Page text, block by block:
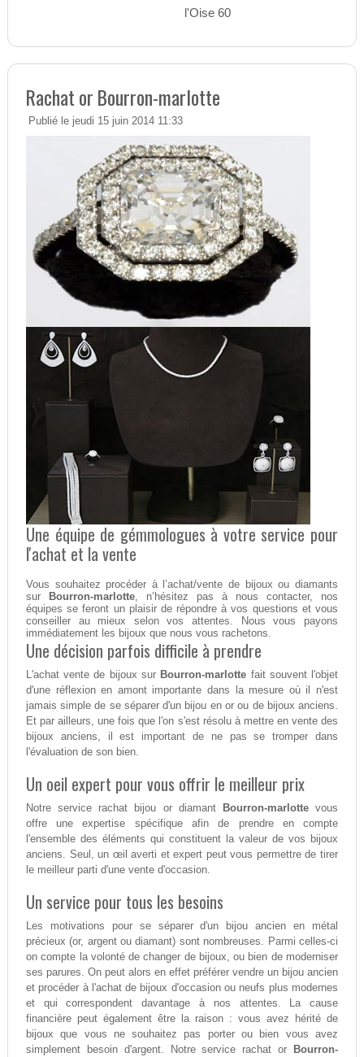
l'Oise 60
Rachat or Bourron-marlotte
Publié le jeudi 15 juin 2014 11:33
Une équipe de gémmologues à votre service pour
l'achat et la vente
Vous souhaitez procéder à l’achat/vente de bijoux ou diamants
sur
Bourron-marlotte, n’hésitez pas à nous contacter, nos
équipes se feront un plaisir de répondre à vos questions et vous
conseiller au mieux selon vos attentes. Nous vous payons
immédiatement les bijoux que nous vous rachetons.
Une décision parfois difficile à prendre
L'achat vente de bijoux sur Bourron-marlotte fait souvent l'objet
d'une réflexion en amont importante dans la mesure où il n'est
jamais simple de se séparer d'un bijou en or ou de bijoux anciens.
Et par ailleurs, une fois que l'on s'est résolu à mettre en vente des
bijoux anciens, il est important de ne pas se tromper dans
l'évaluation de son bien.
Un oeil expert pour vous offrir le meilleur prix
Notre service rachat bijou or diamant Bourron-marlottevous
offre une expertise spécifique afin de prendre en compte
l'ensemble des éléments qui constituent la valeur de vos bijoux
anciens. Seul, un œil averti et expert peut vous permettre de tirer
le meilleur parti d'une vente d'occasion.
Un service pour tous les besoins
Les motivations pour se séparer d'un bijou ancien en métal
précieux (or, argent ou diamant) sont nombreuses. Parmi celles-ci
on compte la volonté de changer de bijoux, ou bien de moderniser
ses parures. On peut alors en effet préférer vendre un bijou ancien
et procéder à l'achat de bijoux d'occasion ou neufs plus modernes
et qui correspondent davantage à nos attentes. La cause
financière peut également être la raison : vous avez hérité de
bijoux que vous ne souhaitez pas porter ou bien vous avez
simplement besoin d'argent. Notre service rachat or Bourron-